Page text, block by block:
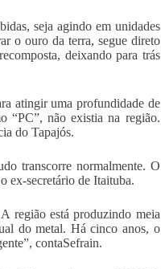
seja agindo em unidades
o ouro da terra, segue direto
deixando para trás
atingir uma profundidade de
“PC”, não existia na região.
do Tapajós.
transcorre normalmente. O
ex-secretário de Itaituba.
região está produzindo meia
do metal. Há cinco anos, o
contaSefrain.